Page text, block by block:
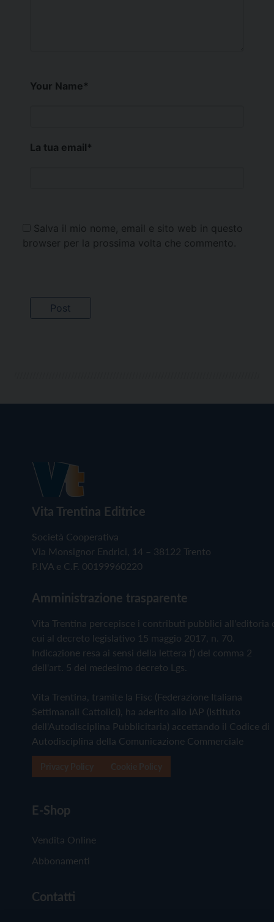
Your Name*
La tua email*
Salva il mio nome, email e sito web in questo
browser per la prossima volta che commento.
Vita Trentina Editrice
Società Cooperativa
Via Monsignor Endrici, 14 – 38122 Trento
P.IVA e C.F. 00199960220
Amministrazione trasparente
Vita Trentina percepisce i contributi pubblici all'editoria
cui al decreto legislativo 15 maggio 2017, n. 70.
Indicazione resa ai sensi della lettera f) del comma 2
dell'art. 5 del medesimo decreto Lgs.
Vita Trentina, tramite la Fisc (Federazione Italiana
Settimanali Cattolici), ha aderito allo IAP (Istituto
dell'Autodisciplina Pubblicitaria) accettando il Codice di
Autodisciplina della Comunicazione Commerciale
E-Shop
Vendita Online
Abbonamenti
Contatti